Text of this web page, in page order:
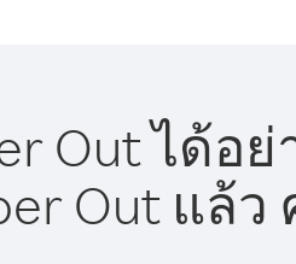
Out ได้อย่
Out แล้